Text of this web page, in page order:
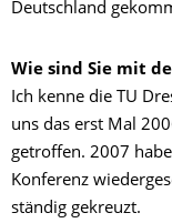
Deutschland
Wie sind Sie mit
Ich kenne die TU
uns das erst Mal
getroffen. 2007
Konferenz
ständig gekreuzt.